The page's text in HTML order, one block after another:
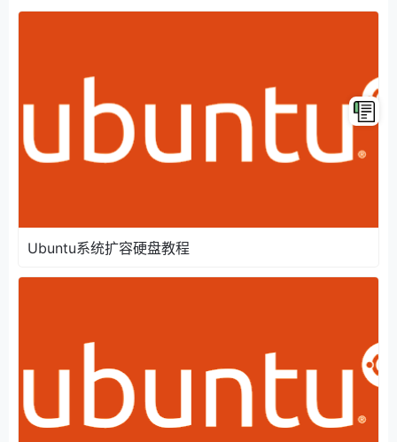
Ubuntu系统扩容硬盘教程